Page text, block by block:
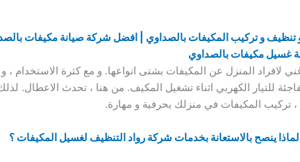
و تركيب المكيفات بالصداوي | افضل شركة صيانة مكيفات
غسيل مكيفات بالصداوي
لافراد المنزل عن المكيفات بشتى انواعها. و مع كثرة الاستخدام ،
للتيار الكهربي اثناء تشغيل المكيف. من هنا ، تحدث الاعطال.
تركيب المكيفات في منزلك بحرفية و مهارة.
لماذا ينصح بالاستعانة بخدمات شركة رواد التنظيف لغسيل المكيفات ؟